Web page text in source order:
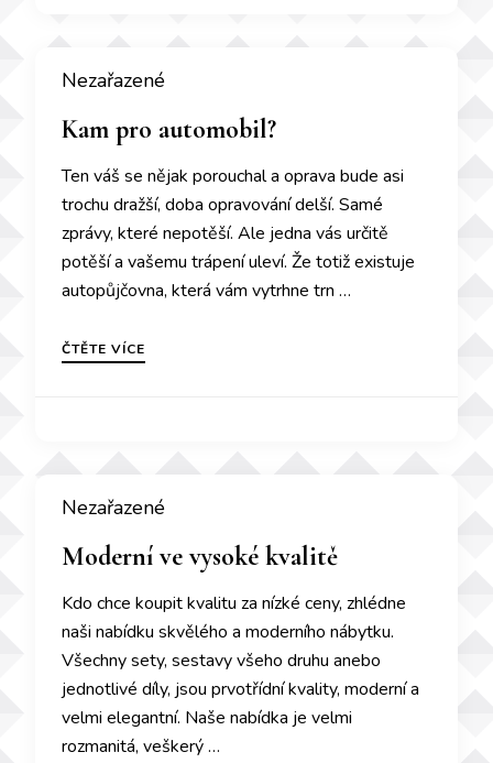
Nezařazené
Kam pro automobil?
Ten váš se nějak porouchal a oprava bude asi
trochu dražší, doba opravování delší. Samé
zprávy, které nepotěší. Ale jedna vás určitě
potěší a vašemu trápení uleví. Že totiž existuje
autopůjčovna, která vám vytrhne trn …
ČTĚTE VÍCE
Nezařazené
Moderní ve vysoké kvalitě
Kdo chce koupit kvalitu za nízké ceny, zhlédne
naši nabídku skvělého a moderního nábytku.
Všechny sety, sestavy všeho druhu anebo
jednotlivé díly, jsou prvotřídní kvality, moderní a
velmi elegantní. Naše nabídka je velmi
rozmanitá, veškerý …